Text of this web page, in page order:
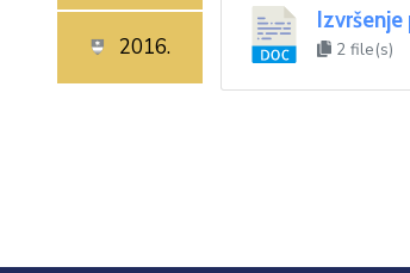
2016. 2 file(s)